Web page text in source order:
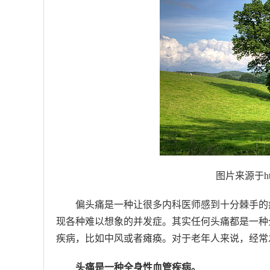
图片来源于
偏头痛是一种让很多内科医师感到十分棘手
现各种难以想象的并发症。其实任何头痛都是一
疾病，比如中风或者瘫痪。对于老年人来说，经
头痛是一种全身性血管疾病。